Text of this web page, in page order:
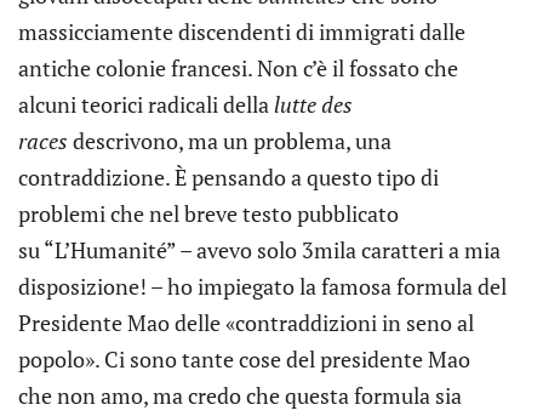
massicciamente discendenti di immigrati dalle
antiche colonie francesi. Non c’è il fossato che
alcuni teorici radicali dellalutte des
races descrivono, ma un problema, una
contraddizione. È pensando a questo tipo di
problemi che nel breve testo pubblicato
su “L’Humanité” – avevo solo 3mila caratteri a mia
disposizione! – ho impiegato la famosa formula del
Presidente Mao delle «contraddizioni in seno al
popolo». Ci sono tante cose del presidente Mao
che non amo, ma credo che questa formula sia